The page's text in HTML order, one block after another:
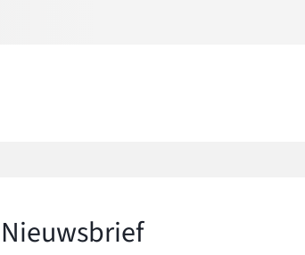
Nieuwsbrief